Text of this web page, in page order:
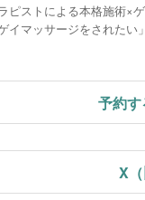
ピストによる本格施術×
イマッサージをされた
予約
X